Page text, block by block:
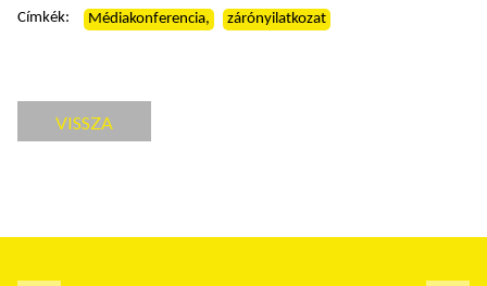
Címkék: Médiakonferencia, zárónyilatkozat
VISSZA